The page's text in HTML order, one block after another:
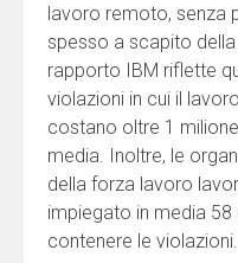
lavoro remoto, senza
spesso a scapito
rapporto IBM riflette
violazioni in cui il
costano oltre 1
media. Inoltre, le
della forza lavoro
impiegato in media 58
contenere le violazioni.